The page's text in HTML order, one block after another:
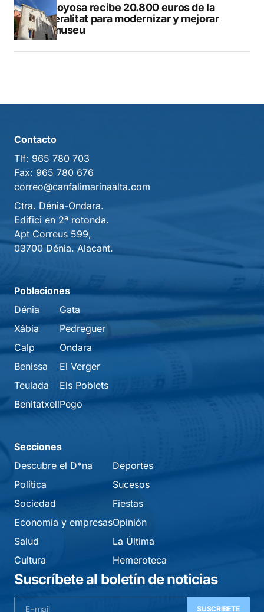
Villajoyosa recibe 20.800 euros de la
Generalitat para modernizar y mejorar
Vilamuseu
Contacto
Tlf: 965 780 703
Fax: 965 780 676
correo@canfalimarinaalta.com
Ctra. Dénia-Ondara.
Edifici en 2ª rotonda.
Apt Correus 599,
03700 Dénia. Alacant.
Poblaciones
Dénia
Xábia
Calp
Benissa
Teulada
Benitatxell
Gata
Pedreguer
Ondara
El Verger
Els Poblets
Pego
Secciones
Descubre el D*na
Política
Sociedad
Economía y empresas
Salud
Cultura
Deportes
Sucesos
Fiestas
Opinión
La Última
Hemeroteca
Suscríbete al boletín de noticias
SUSCRIBETE